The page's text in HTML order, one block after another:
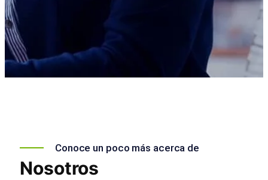
Conoce un poco más acerca de
Nosotros